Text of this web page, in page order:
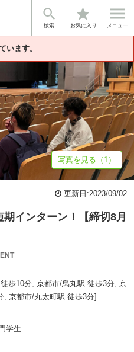

検索
star
お気に入り

メニュー
います。
法人情報
写真を見る（1）
更新日:2023/09/02
インターン！【締切8月
歩10分, 京都市/烏丸駅 徒歩3分, 京
, 京都市/丸太町駅 徒歩3分]
学生